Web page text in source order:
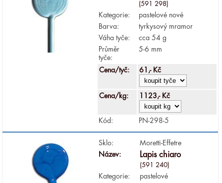
(591 298)
Kategorie:
pastelové nové
Barva:
tyrkysový mramor
Váha tyče:
cca 54 g
Průměr
tyče:
5-6 mm
Cena/tyč: 61,- Kč
Cena/kg: 1123,- Kč
Kód: PN-298-5
Sklo:
Moretti-Effetre
Název:
Lapis chiaro
(591 240)
Kategorie:
pastelové